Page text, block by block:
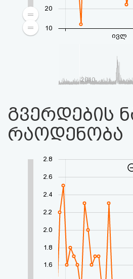
2010
ივლ
10
20
გვერდების
რაოდენობა
1.6
1.8
2.0
2.2
2.4
2.6
2.8